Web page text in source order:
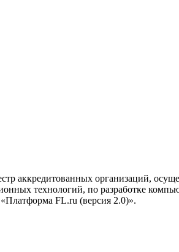
аккредитованных организаций,
технологий, по разработке
FL.ru (версия 2.0)».